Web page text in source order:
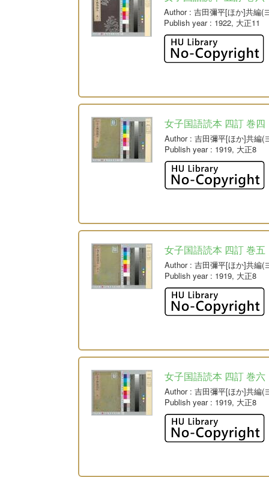
Author: 吉田彌平[ほか]共編(
Publish year: 1922, 大正11
女子国語読本 四訂 巻四
Author: 吉田彌平[ほか]共編
Publish year: 1919, 大正8
女子国語読本 四訂 巻五
Author: 吉田彌平[ほか]共編
Publish year: 1919, 大正8
女子国語読本 四訂 巻六
Author: 吉田彌平[ほか]共編
Publish year: 1919, 大正8